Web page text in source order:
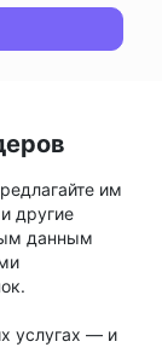
им
другие
данным
услугах — и